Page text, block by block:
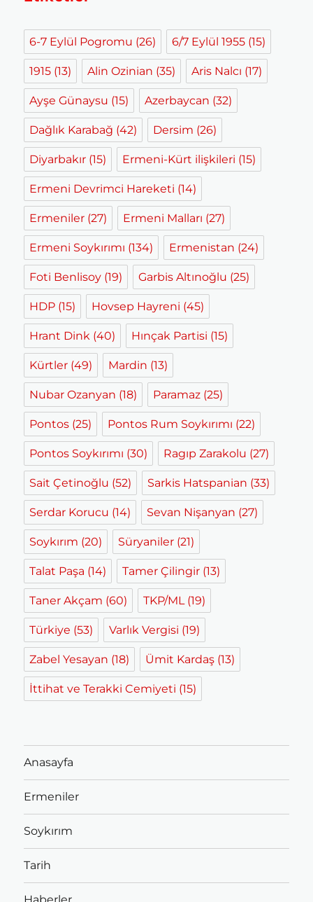
6-7 Eylül Pogromu (26) 6/7 Eylül 1955 (15)
1915 (13) Alin Ozinian (35) Aris Nalcı (17)
Ayşe Günaysu (15) Azerbaycan (32)
Dağlık Karabağ (42) Dersim (26)
Diyarbakır (15) Ermeni-Kürt ilişkileri (15)
Ermeni Devrimci Hareketi (14)
Ermeniler (27) Ermeni Malları (27)
Ermeni Soykırımı (134) Ermenistan (24)
Foti Benlisoy (19) Garbis Altınoğlu (25)
HDP (15) Hovsep Hayreni (45)
Hrant Dink (40) Hınçak Partisi (15)
Kürtler (49) Mardin (13)
Nubar Ozanyan (18) Paramaz (25)
Pontos (25) Pontos Rum Soykırımı (22)
Pontos Soykırımı (30) Ragıp Zarakolu (27)
Sait Çetinoğlu (52) Sarkis Hatspanian (33)
Serdar Korucu (14) Sevan Nişanyan (27)
Soykırım (20) Süryaniler (21)
Talat Paşa (14) Tamer Çilingir (13)
Taner Akçam (60) TKP/ML (19)
Türkiye (53) Varlık Vergisi (19)
Zabel Yesayan (18) Ümit Kardaş (13)
İttihat ve Terakki Cemiyeti (15)
Anasayfa
Ermeniler
Soykırım
Tarih